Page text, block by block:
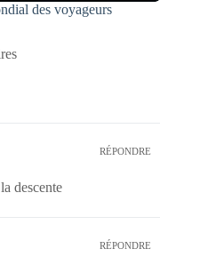
des voyageurs
RÉPONDRE
descente
RÉPONDRE